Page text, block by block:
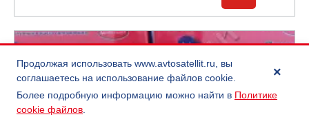
×
Продолжая использовать www.avtosatellit.ru , вы
соглашаетесь на использование файлов cookie.
Более подробную информацию можно найти в Политике
cookie файлов